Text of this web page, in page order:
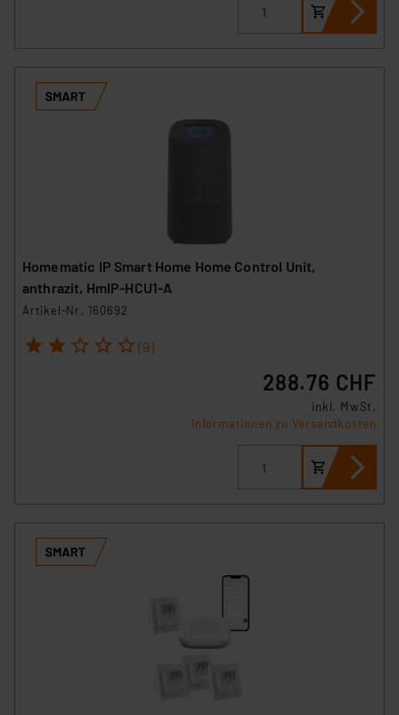
Homematic IP Smart Home Home Control Unit,
anthrazit, HmIP-HCU1-A
Artikel-Nr. 160692
1 2 3 4 5 (9)
288.76 CHF
inkl. MwSt.
Informationen zu Versandkosten